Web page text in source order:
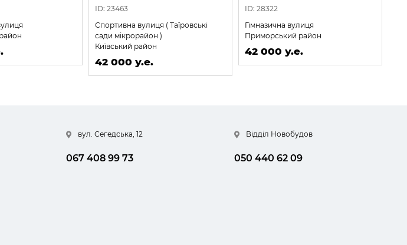
ID: 23463
Спортивна вулиця ( Таїровські
сади мікрорайон )
Київський район
42 000 у.е.
ID: 28322
Гімназична вулиця
Приморський район
42 000 у.е.
вул. Сегедська, 12
067 408 99 73
Відділ Новобудов
050 440 62 09